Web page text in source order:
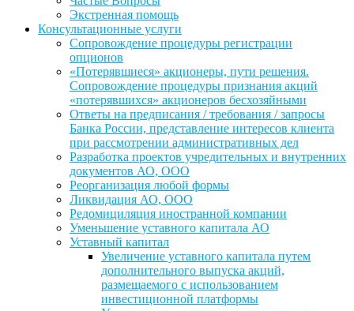
Экстренная помощь
Консультационные услуги
Сопровождение процедуры регистрации
опционов
«Потерявшиеся» акционеры, пути решения.
Сопровождение процедуры признания акций
«потерявшихся» акционеров бесхозяйными
Ответы на предписания / требования / запросы
Банка России, представление интересов клиента
при рассмотрении административных дел
Разработка проектов учредительных и внутренних
документов АО, ООО
Реорганизация любой формы
Ликвидация АО, ООО
Редомициляция иностранной компании
Уменьшение уставного капитала АО
Уставный капитал
Увеличение уставного капитала путем
дополнительного выпуска акций,
размещаемого с использованием
инвестиционной платформы